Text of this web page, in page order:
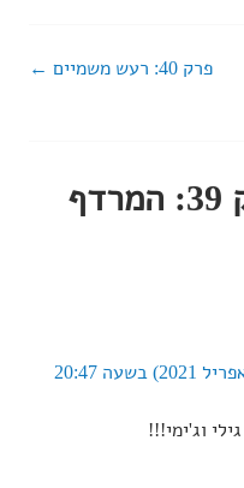
פרק 40: רעש משמיים
פרק 39: המרדף
וג'ימי!!!